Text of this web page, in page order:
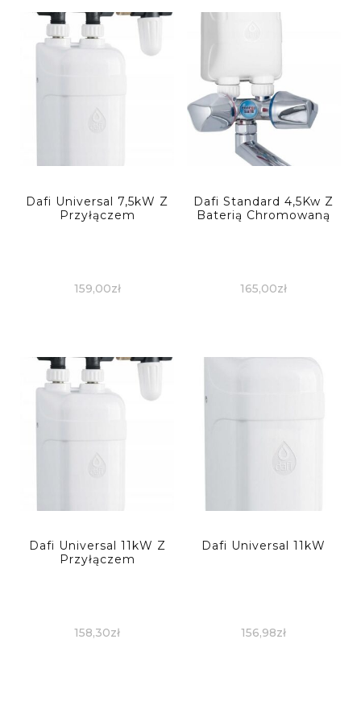
Dafi Universal 7,5kW Z
Przyłączem
159,00zł
Dafi Standard 4,5Kw Z
Baterią Chromowaną
165,00zł
Dafi Universal 11kW Z
Przyłączem
158,30zł
Dafi Universal 11kW
156,98zł